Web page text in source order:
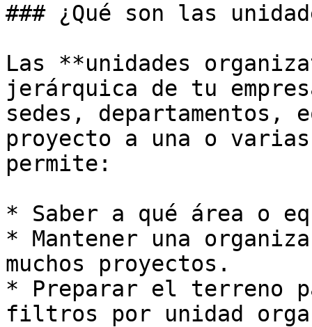
### ¿Qué son las
Las **unidades
jerárquica de tu
sedes, departamentos,
proyecto a una o
permite:
* Saber a qué área o
* Mantener una
muchos proyectos.
* Preparar el terreno
filtros por unidad